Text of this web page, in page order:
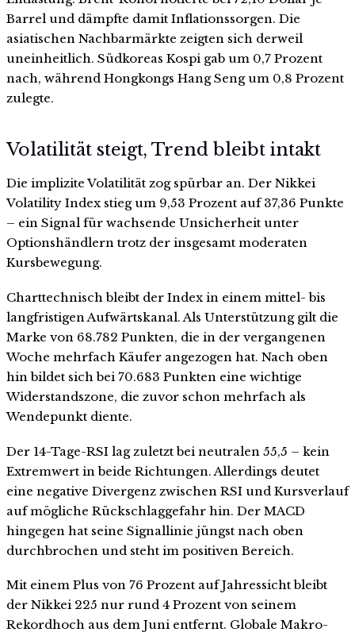
Barrel und dämpfte damit Inflationssorgen. Die
asiatischen Nachbarmärkte zeigten sich derweil
uneinheitlich. Südkoreas Kospi gab um 0,7 Prozent
nach, während Hongkongs Hang Seng um 0,8 Prozent
zulegte.
Volatilität steigt, Trend bleibt intakt
Die implizite Volatilität zog spürbar an. Der Nikkei
Volatility Index stieg um 9,53 Prozent auf 37,36 Punkte
– ein Signal für wachsende Unsicherheit unter
Optionshändlern trotz der insgesamt moderaten
Kursbewegung.
Charttechnisch bleibt der Index in einem mittel- bis
langfristigen Aufwärtskanal. Als Unterstützung gilt die
Marke von 68.782 Punkten, die in der vergangenen
Woche mehrfach Käufer angezogen hat. Nach oben
hin bildet sich bei 70.683 Punkten eine wichtige
Widerstandszone, die zuvor schon mehrfach als
Wendepunkt diente.
Der 14-Tage-RSI lag zuletzt bei neutralen 55,5 – kein
Extremwert in beide Richtungen. Allerdings deutet
eine negative Divergenz zwischen RSI und Kursverlauf
auf mögliche Rückschlaggefahr hin. Der MACD
hingegen hat seine Signallinie jüngst nach oben
durchbrochen und steht im positiven Bereich.
Mit einem Plus von 76 Prozent auf Jahressicht bleibt
der Nikkei 225 nur rund 4 Prozent von seinem
Rekordhoch aus dem Juni entfernt. Globale Makro-